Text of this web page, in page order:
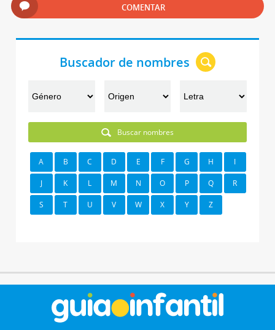
COMENTAR
Buscador de nombres
Buscar nombres
A B C D E F G H I
J K L M N O P Q R
S T U V W X Y Z